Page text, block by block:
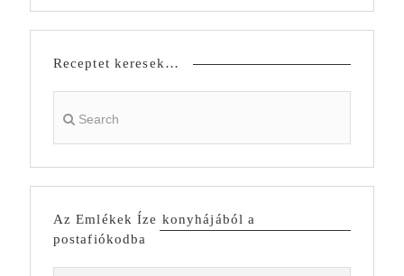
Receptet keresek…
Az Emlékek Íze konyhájából a
postafiókodba